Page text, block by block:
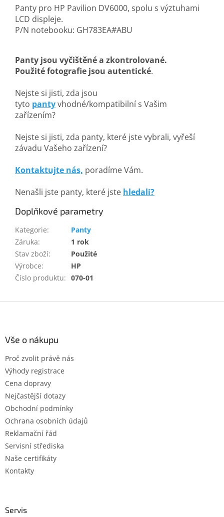
Panty pro HP Pavilion DV6000, spolu s výztuhami
LCD displeje.
P/N notebooku: GH783EA#ABU
Panty jsou vyčištěné a zkontrolované.
Použité fotografie jsou autentické.
Nejste si jisti, zda jsou
tyto pantyvhodné/kompatibilní s Vašim
zařízením?
Nejste si jisti, zda panty, které jste vybrali, vyřeší
závadu Vašeho zařízení?
Kontaktujte nás, poradíme Vám.
Nenašli jste panty, které jste hledali?
Doplňkové parametry
Kategorie:
Panty
Záruka:
1 rok
Stav zboží:
Použité
Výrobce:
HP
Číslo produktu: 070-01
Vše o nákupu
Proč zvolit právě nás
Výhody registrace
Cena dopravy
Nejčastější dotazy
Obchodní podmínky
Ochrana osobních údajů
Reklamační řád
Servisní střediska
Naše certifikáty
Kontakty
Servis